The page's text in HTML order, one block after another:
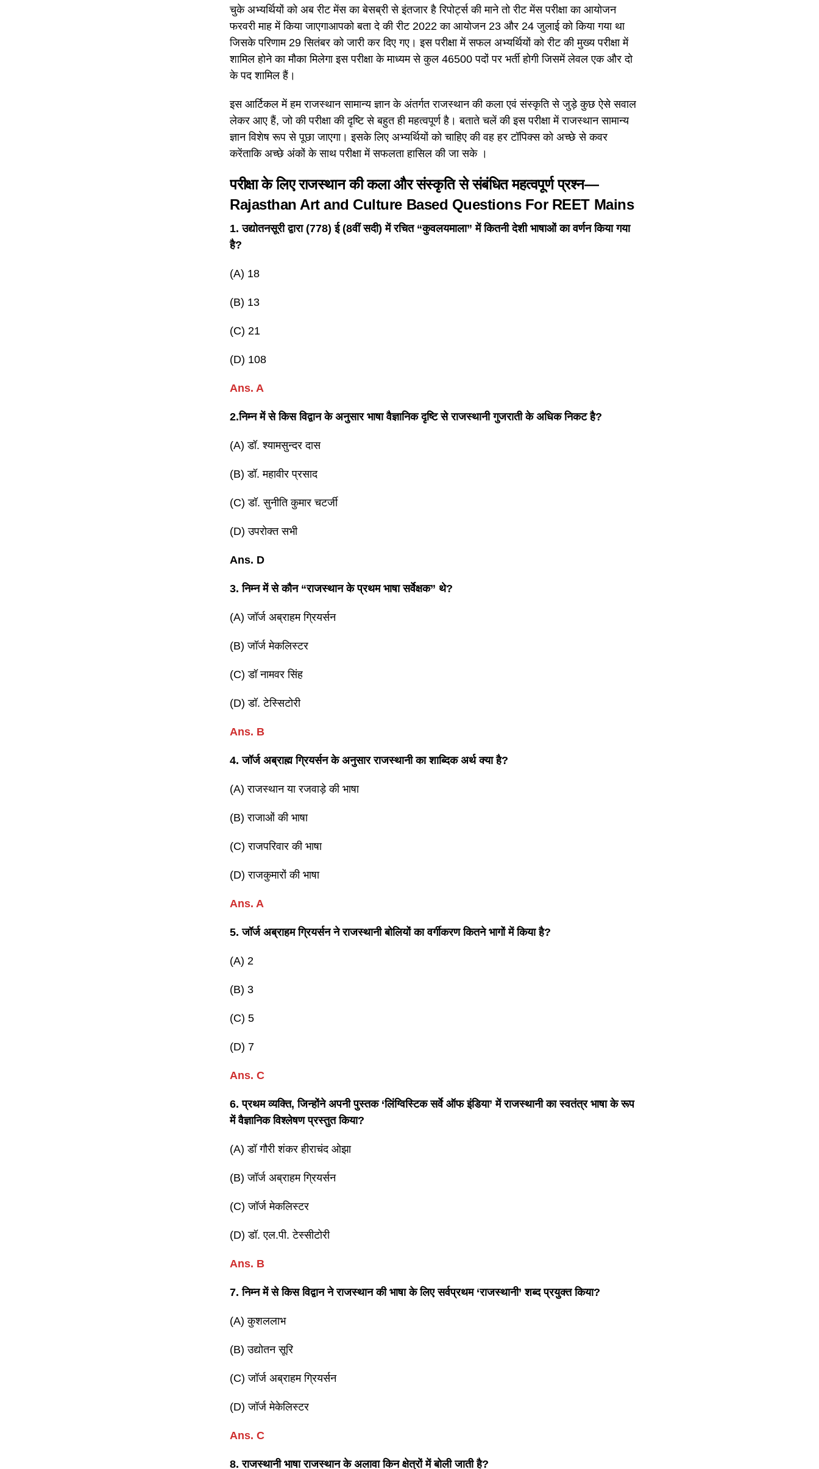
चुके अभ्यर्थियों को अब रीट मेंस का बेसब्री से इंतजार है रिपोर्ट्स की माने तो रीट मेंस परीक्षा का आयोजन
फरवरी माह में किया जाएगाआपको बता दे की रीट 2022 का आयोजन 23 और 24 जुलाई को किया गया था
जिसके परिणाम 29 सितंबर को जारी कर दिए गए। इस परीक्षा में सफल अभ्यर्थियों को रीट की मुख्य परीक्षा में
शामिल होने का मौका मिलेगा इस परीक्षा के माध्यम से कुल 46500 पदों पर भर्ती होगी जिसमें लेवल एक और दो
के पद शामिल हैं।
इस आर्टिकल में हम राजस्थान सामान्य ज्ञान के अंतर्गत राजस्थान की कला एवं संस्कृति से जुड़े कुछ ऐसे सवाल
लेकर आए हैं, जो की परीक्षा की दृष्टि से बहुत ही महत्वपूर्ण है। बताते चलें की इस परीक्षा में राजस्थान सामान्य
ज्ञान विशेष रूप से पूछा जाएगा। इसके लिए अभ्यर्थियों को चाहिए की वह हर टॉपिक्स को अच्छे से कवर
करेंताकि अच्छे अंकों के साथ परीक्षा में सफलता हासिल की जा सके ।
परीक्षा के लिए राजस्थान की कला और संस्कृति से संबंधित महत्वपूर्ण प्रश्न—
Rajasthan Art and Culture Based Questions For REET Mains
1. उद्योतनसूरी द्वारा (778) ई (8वीं सदी) में रचित “कुवलयमाला” में कितनी देशी भाषाओं का वर्णन किया गया
है?
(A) 18
(B) 13
(C) 21
(D) 108
Ans. A
2.निम्न में से किस विद्वान के अनुसार भाषा वैज्ञानिक दृष्टि से राजस्थानी गुजराती के अधिक निकट है?
(A) डॉ. श्यामसुन्दर दास
(B) डॉ. महावीर प्रसाद
(C) डॉ. सुनीति कुमार चटर्जी
(D) उपरोक्त सभी
Ans. D
3. निम्न में से कौन “राजस्थान के प्रथम भाषा सर्वेक्षक” थे?
(A) जॉर्ज अब्राहम ग्रियर्सन
(B) जॉर्ज मेकलिस्टर
(C) डॉ नामवर सिंह
(D) डॉ. टेस्सिटोरी
Ans. B
4. जॉर्ज अब्राह्म ग्रियर्सन के अनुसार राजस्थानी का शाब्दिक अर्थ क्या है?
(A) राजस्थान या रजवाड़े की भाषा
(B) राजाओं की भाषा
(C) राजपरिवार की भाषा
(D) राजकुमारों की भाषा
Ans. A
5. जॉर्ज अब्राहम ग्रियर्सन ने राजस्थानी बोलियों का वर्गीकरण कितने भागों में किया है?
(A) 2
(B) 3
(C) 5
(D) 7
Ans. C
6. प्रथम व्यक्ति, जिन्होंने अपनी पुस्तक ‘लिंग्विस्टिक सर्वे ऑफ इंडिया’ में राजस्थानी का स्वतंत्र भाषा के रूप
में वैज्ञानिक विश्लेषण प्रस्तुत किया?
(A) डॉ गौरी शंकर हीराचंद ओझा
(B) जॉर्ज अब्राहम ग्रियर्सन
(C) जॉर्ज मेकलिस्टर
(D) डॉ. एल.पी. टेस्सीटोरी
Ans. B
7. निम्न में से किस विद्वान ने राजस्थान की भाषा के लिए सर्वप्रथम ‘राजस्थानी’ शब्द प्रयुक्त किया?
(A) कुशललाभ
(B) उद्योतन सूरि
(C) जॉर्ज अब्राहम ग्रियर्सन
(D) जॉर्ज मेकेलिस्टर
Ans. C
8. राजस्थानी भाषा राजस्थान के अलावा किन क्षेत्रों में बोली जाती है?